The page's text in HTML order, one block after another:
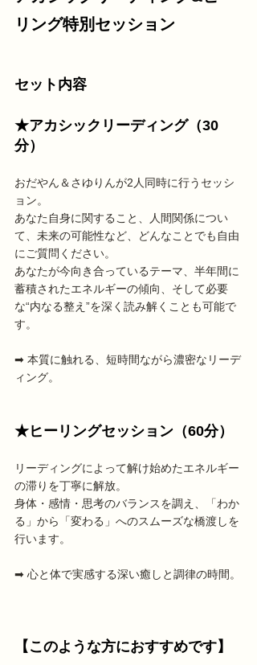
リング特別セッション
セット内容
★アカシックリーディング（30
分）
おだやん＆さゆりんが2人同時に行うセッシ
ョン。
あなた自身に関すること、人間関係につい
て、未来の可能性など、どんなことでも自由
にご質問ください。
あなたが今向き合っているテーマ、半年間に
蓄積されたエネルギーの傾向、そして必要
な“内なる整え”を深く読み解くことも可能で
す。
➡︎ 本質に触れる、短時間ながら濃密なリーデ
ィング。
★ヒーリングセッション（60分）
リーディングによって解け始めたエネルギー
の滞りを丁寧に解放。
身体・感情・思考のバランスを調え、「わか
る」から「変わる」へのスムーズな橋渡しを
行います。
➡︎ 心と体で実感する深い癒しと調律の時間。
【このような方におすすめです】